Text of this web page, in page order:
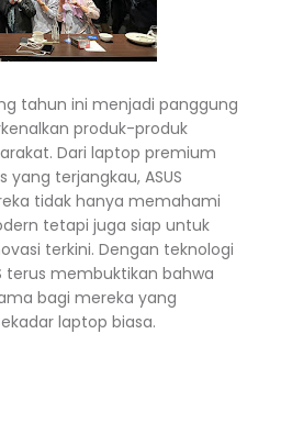
tahun ini menjadi panggung
produk-produk
Dari laptop premium
terjangkau, ASUS
tidak hanya memahami
tetapi juga siap untuk
terkini. Dengan teknologi
terus membuktikan bahwa
bagi mereka yang
laptop biasa.